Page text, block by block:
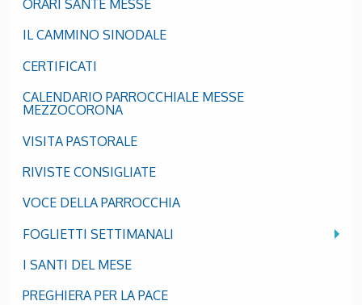
ORARI SANTE MESSE
IL CAMMINO SINODALE
CERTIFICATI
CALENDARIO PARROCCHIALE MESSE
MEZZOCORONA
VISITA PASTORALE
RIVISTE CONSIGLIATE
VOCE DELLA PARROCCHIA
FOGLIETTI SETTIMANALI
I SANTI DEL MESE
PREGHIERA PER LA PACE